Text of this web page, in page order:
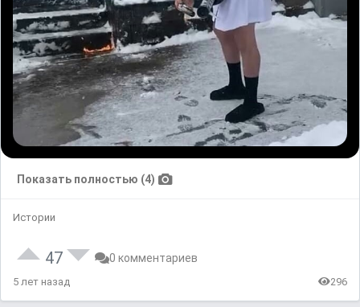
Показать полностью (4)
Истории
47 0 комментариев
5 лет назад 296